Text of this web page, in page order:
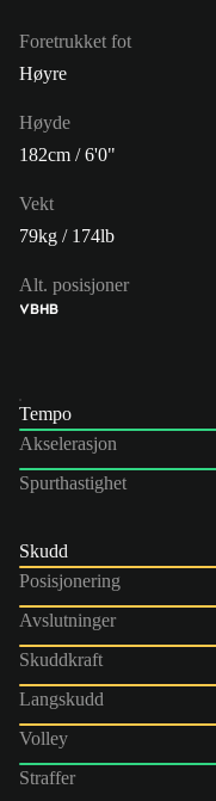
Foretrukket fot
Høyre
Høyde
182cm / 6'0"
Vekt
79kg / 174lb
Alt. posisjoner
VBHB
Tempo
Akselerasjon
Spurthastighet
Skudd
Posisjonering
Avslutninger
Skuddkraft
Langskudd
Volley
Straffer